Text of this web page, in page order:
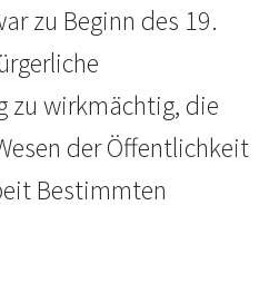
zu Beginn des 19.
zu wirkmächtig, die
der Öffentlichkeit
Bestimmten